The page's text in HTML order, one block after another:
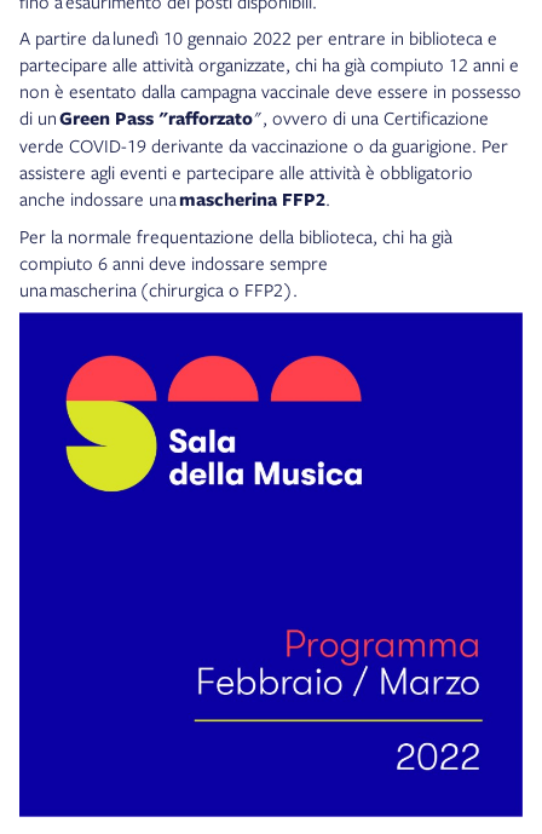
A partire da lunedì 10 gennaio 2022 per entrare in biblioteca e
partecipare alle attività organizzate, chi ha già compiuto 12 anni e
non è esentato dalla campagna vaccinale deve essere in possesso
di unGreen Pass "rafforzato", ovvero di una Certificazione
verde COVID-19 derivante da vaccinazione o da guarigione. Per
assistere agli eventi e partecipare alle attività è obbligatorio
anche indossare unamascherina FFP2.
Per la normale frequentazione della biblioteca, chi ha già
compiuto 6 anni deve indossare sempre
una mascherina (chirurgica o FFP2).